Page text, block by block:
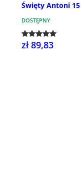
Święty Antoni
DOSTĘPNY
zł 89,83